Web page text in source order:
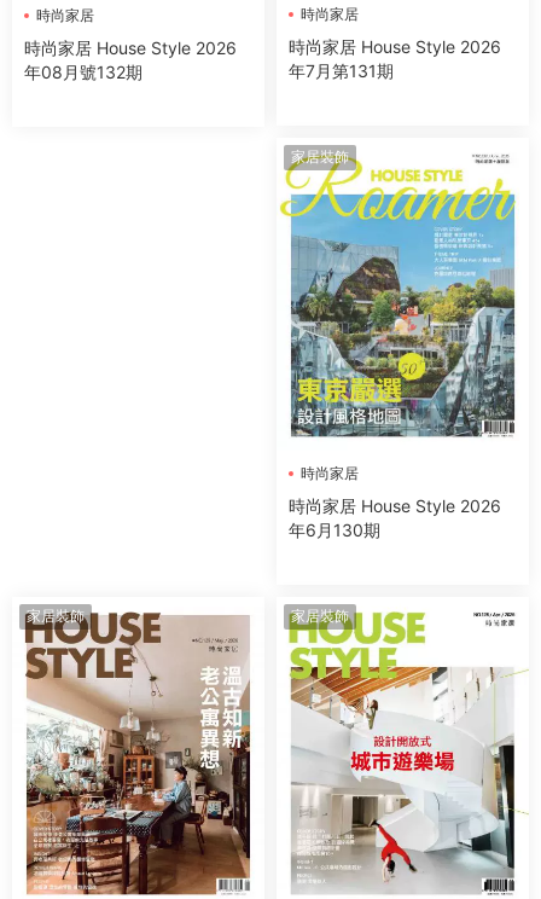
時尚家居
時尚家居 House Style 2026
年08月號132期
時尚家居
時尚家居 House Style 2026
年7月第131期
家居裝飾
時尚家居
時尚家居 House Style 2026
年6月130期
家居裝飾 家居裝飾